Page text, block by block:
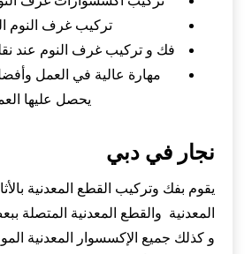
تركيب غرف النوم
فك و تركيب غرف النوم عند
مهارة عالية في العمل
يحصل عليها
نجار في دبي
يقوم بفك وتركيب القطع المعدنية
المعدنية والقطع المعدنية المتصلة
و كذلك جميع الإكسسوار المعدنية